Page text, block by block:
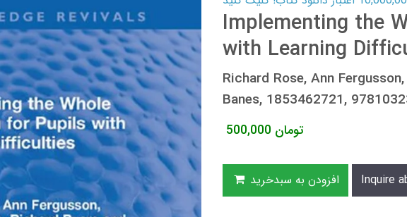
Implementing the
with Learning
Richard Rose, Ann
Banes, 1853462721,
500,000 تومان
افزودن به سبدخرید Inquire